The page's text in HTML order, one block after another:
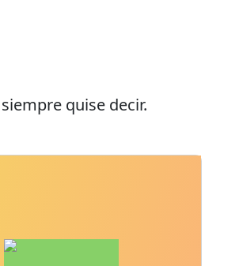
quise decir.